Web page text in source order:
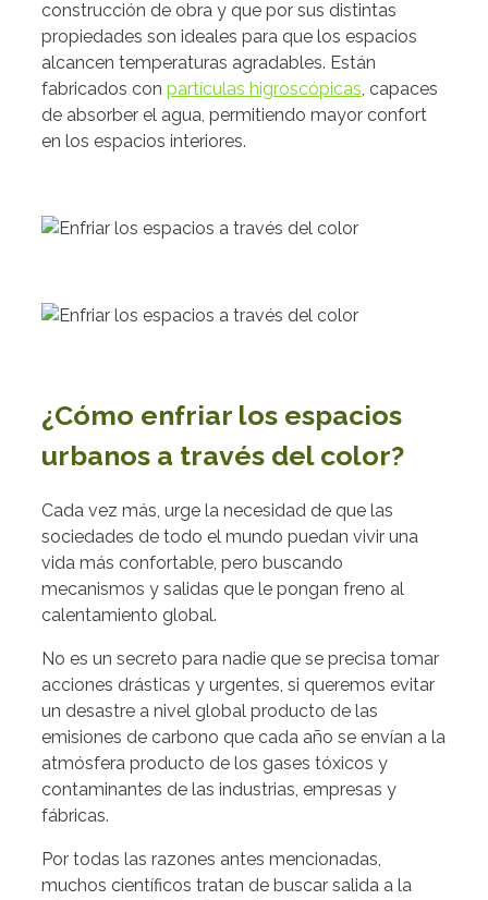
construcción de obra y que por sus distintas
propiedades son ideales para que los espacios
alcancen temperaturas agradables. Están
fabricados con partículas higroscópicas , capaces
de absorber el agua, permitiendo mayor confort
en los espacios interiores.
¿Cómo enfriar los espacios
urbanos a través del color?
Cada vez más, urge la necesidad de que las
sociedades de todo el mundo puedan vivir una
vida más confortable, pero buscando
mecanismos y salidas que le pongan freno al
calentamiento global.
No es un secreto para nadie que se precisa tomar
acciones drásticas y urgentes, si queremos evitar
un desastre a nivel global producto de las
emisiones de carbono que cada año se envían a la
atmósfera producto de los gases tóxicos y
contaminantes de las industrias, empresas y
fábricas.
Por todas las razones antes mencionadas,
muchos científicos tratan de buscar salida a la